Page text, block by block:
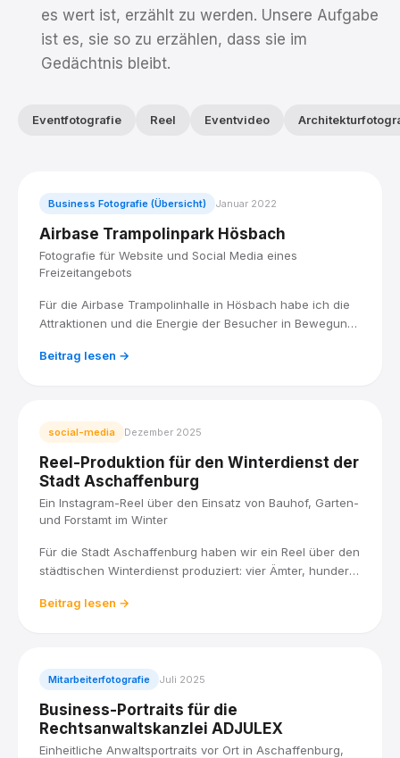
es wert ist, erzählt zu werden. Unsere Aufgabe
ist es, sie so zu erzählen, dass sie im
Gedächtnis bleibt.
Eventfotografie Reel Eventvideo
Business Fotografie (Übersicht) Januar 2022
Airbase Trampolinpark Hösbach
Fotografie für Website und Social Media eines
Freizeitangebots
Für die Airbase Trampolinhalle in Hösbach habe ich die
Attraktionen und die Energie der Besucher in Bewegung
Media zum Hingucker macht.
Beitrag lesen →
social-media Dezember 2025
Reel-Produktion für den Winterdienst der
Stadt Aschaffenburg
Ein Instagram-Reel über den Einsatz von Bauhof, Garten-
und Forstamt im Winter
Für die Stadt Aschaffenburg haben wir ein Reel über den
städtischen Winterdienst produziert: vier Ämter, hunderte
eine klare Priorität, wer zuerst geräumt wird.
Beitrag lesen →
Mitarbeiterfotografie Juli 2025
Business-Portraits für die
Rechtsanwaltskanzlei ADJULEX
Einheitliche Anwaltsportraits vor Ort in Aschaffenburg,